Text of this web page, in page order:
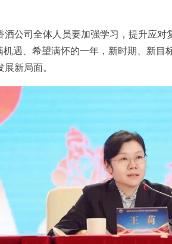
酒公司全体人员要加强学习 ，提升应
遇、希望满怀的一年，新时期、新
新局面。